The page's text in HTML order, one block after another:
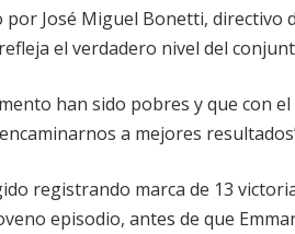
José Miguel Bonetti, directivo
el verdadero nivel del
han sido pobres y que con
a mejores
registrando marca de 13
episodio, antes de que